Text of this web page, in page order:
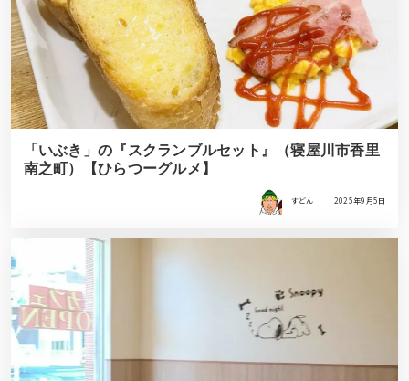
「いぶき」の『スクランブルセット』（寝屋川市香里
南之町）【ひらつーグルメ】
すどん 2025年9月5日